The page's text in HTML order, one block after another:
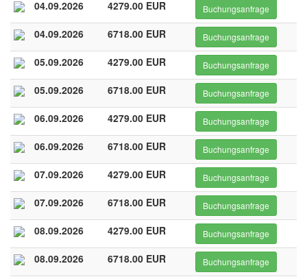
04.09.2026 4279.00 EUR Buchungsanfrage
04.09.2026 6718.00 EUR Buchungsanfrage
05.09.2026 4279.00 EUR Buchungsanfrage
05.09.2026 6718.00 EUR Buchungsanfrage
06.09.2026 4279.00 EUR Buchungsanfrage
06.09.2026 6718.00 EUR Buchungsanfrage
07.09.2026 4279.00 EUR Buchungsanfrage
07.09.2026 6718.00 EUR Buchungsanfrage
08.09.2026 4279.00 EUR Buchungsanfrage
08.09.2026 6718.00 EUR Buchungsanfrage